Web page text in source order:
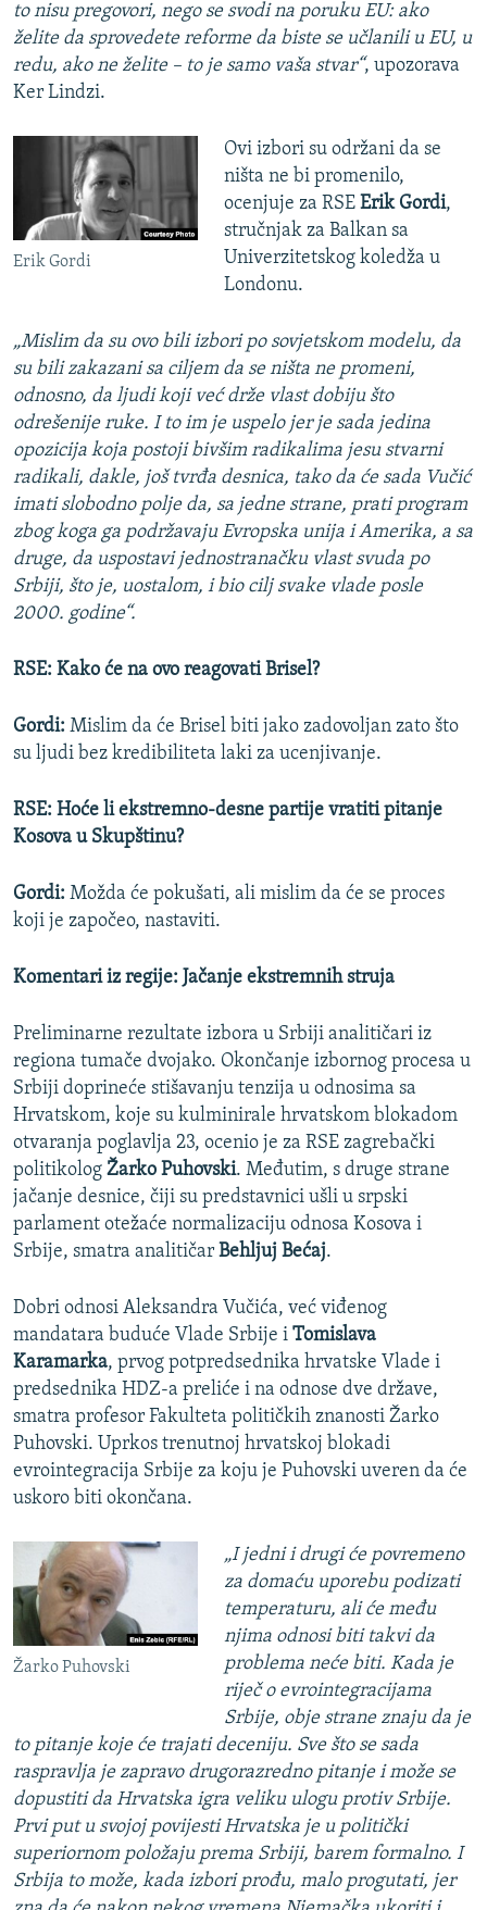
to nisu pregovori, nego se svodi na poruku EU: ako
želite da sprovedete reforme da biste se učlanili u EU, u
redu, ako ne želite – to je samo vaša stvar“, upozorava
Ker Lindzi.
Erik Gordi
Ovi izbori su održani da se
ništa ne bi promenilo,
ocenjuje za RSE Erik Gordi,
stručnjak za Balkan sa
Univerzitetskog koledža u
Londonu.
„Mislim da su ovo bili izbori po sovjetskom modelu, da
su bili zakazani sa ciljem da se ništa ne promeni,
odnosno, da ljudi koji već drže vlast dobiju što
odrešenije ruke. I to im je uspelo jer je sada jedina
opozicija koja postoji bivšim radikalima jesu stvarni
radikali, dakle, još tvrđa desnica, tako da će sada Vučić
imati slobodno polje da, sa jedne strane, prati program
zbog koga ga podržavaju Evropska unija i Amerika, a sa
druge, da uspostavi jednostranačku vlast svuda po
Srbiji, što je, uostalom, i bio cilj svake vlade posle
2000. godine“.
RSE: Kako će na ovo reagovati Brisel?
Gordi: Mislim da će Brisel biti jako zadovoljan zato što
su ljudi bez kredibiliteta laki za ucenjivanje.
RSE: Hoće li ekstremno-desne partije vratiti pitanje
Kosova u Skupštinu?
Gordi: Možda će pokušati, ali mislim da će se proces
koji je započeo, nastaviti.
Komentari iz regije: Jačanje ekstremnih struja
Preliminarne rezultate izbora u Srbiji analitičari iz
regiona tumače dvojako. Okončanje izbornog procesa u
Srbiji doprineće stišavanju tenzija u odnosima sa
Hrvatskom, koje su kulminirale hrvatskom blokadom
otvaranja poglavlja 23, ocenio je za RSE zagrebački
politikolog Žarko Puhovski. Međutim, s druge strane
jačanje desnice, čiji su predstavnici ušli u srpski
parlament otežaće normalizaciju odnosa Kosova i
Srbije, smatra analitičar Behljuj Bećaj.
Dobri odnosi Aleksandra Vučića, već viđenog
mandatara buduće Vlade Srbije i Tomislava
Karamarka, prvog potpredsednika hrvatske Vlade i
predsednika HDZ-a preliće i na odnose dve države,
smatra profesor Fakulteta političkih znanosti Žarko
Puhovski. Uprkos trenutnoj hrvatskoj blokadi
evrointegracija Srbije za koju je Puhovski uveren da će
uskoro biti okončana.
Žarko Puhovski
„I jedni i drugi će povremeno
za domaću uporebu podizati
temperaturu, ali će među
njima odnosi biti takvi da
problema neće biti. Kada je
riječ o evrointegracijama
Srbije, obje strane znaju da je
to pitanje koje će trajati deceniju. Sve što se sada
raspravlja je zapravo drugorazredno pitanje i može se
dopustiti da Hrvatska igra veliku ulogu protiv Srbije.
Prvi put u svojoj povijesti Hrvatska je u politički
superiornom položaju prema Srbiji, barem formalno. I
Srbija to može, kada izbori prođu, malo progutati, jer